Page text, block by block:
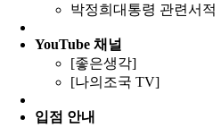
박정희대통령 관련서적
YouTube채널
[좋은생각]
[나의조국 TV]
입점 안내